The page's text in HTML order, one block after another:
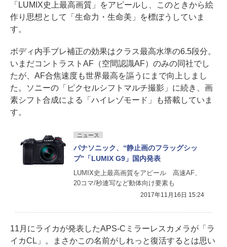
「LUMIX史上最高画質」をアピールし、このときから絵
作り思想として「生命力・生命美」を標ぼうしていま
す。
ボディ内手ブレ補正の効果はクラス最高水準の6.5段分。
いまだコントラストAF（空間認識AF）のみの同社でし
たが、AF合焦速度も世界最高を謳うにまで向上しまし
た。ソニーの「ピクセルシフトマルチ撮影」に続き、画
素シフト合成による「ハイレゾモード」も搭載していま
す。
ニュース
パナソニック、“静止画のフラッグシッ
プ”「LUMIX G9」国内発表
LUMIX史上最高画質をアピール 高速AF、
20コマ/秒連写など動体向け要素も
2017年11月16日 15:24
11月にライカが発表したAPS-Cミラーレスカメラが「ラ
イカCL」。まさかこの名前がしれっと復活するとは思い